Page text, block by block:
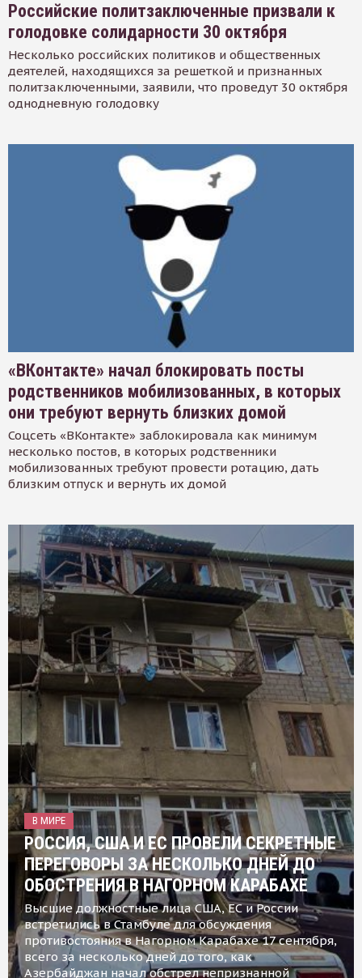
Российские политзаключенные призвали к
голодовке солидарности 30 октября
Несколько российских политиков и общественных
деятелей, находящихся за решеткой и признанных
политзаключенными, заявили, что проведут 30 октября
однодневную голодовку
«ВКонтакте» начал блокировать посты
родственников мобилизованных, в которых
они требуют вернуть близких домой
Соцсеть «ВКонтакте» заблокировала как минимум
несколько постов, в которых родственники
мобилизованных требуют провести ротацию, дать
близким отпуск и вернуть их домой
В МИРЕ
РОССИЯ, США И ЕС ПРОВЕЛИ СЕКРЕТНЫЕ
ПЕРЕГОВОРЫ ЗА НЕСКОЛЬКО ДНЕЙ ДО
ОБОСТРЕНИЯ В НАГОРНОМ КАРАБАХЕ
Высшие должностные лица США, ЕС и России
встретились в Стамбуле для обсуждения
противостояния в Нагорном Карабахе 17 сентября,
всего за несколько дней до того, как
Азербайджан начал обстрел непризнанной